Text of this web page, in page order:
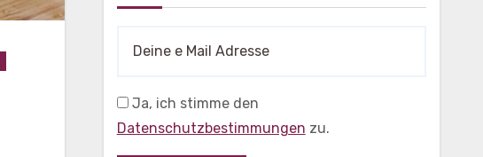
Ja, ich stimme den
Datenschutzbestimmungen zu.